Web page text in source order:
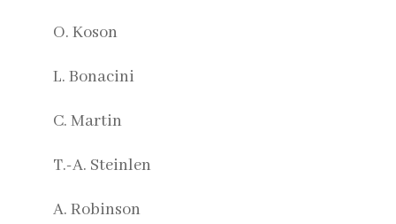
O. Koson
L. Bonacini
C. Martin
T.-A. Steinlen
A. Robinson